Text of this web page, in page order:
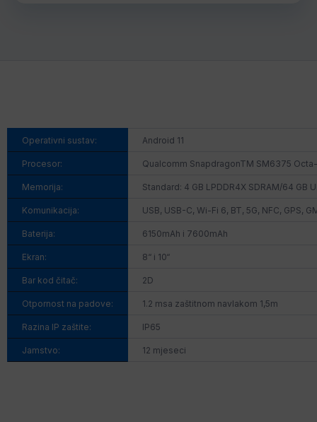
Operativni sustav: Android 11
Procesor: Qualcomm SnapdragonTM SM6375
Memorija: Standard: 4 GB LPDDR4X SDRAM/64 GB
Komunikacija: USB, USB-C, Wi-Fi 6, BT, 5G, NFC, GPS,
Baterija: 6150mAh i 7600mAh
Ekran: 8“ i 10“
Bar kod čitač: 2D
Otpornost na padove: 1.2 msa zaštitnom navlakom 1,5m
Razina IP zaštite: IP65
Jamstvo: 12 mjeseci